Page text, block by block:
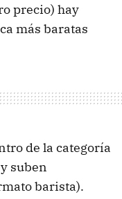
precio) hay
más baratas
de la categoría
suben
barista).